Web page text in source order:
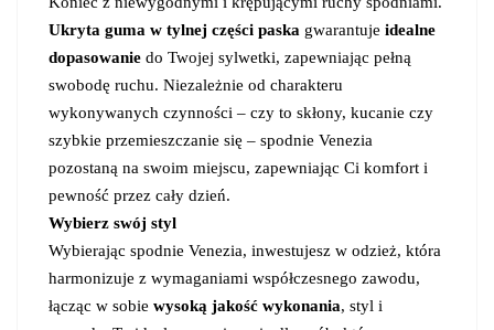
Ukryta guma w tylnej części paska gwarantuje idealne
dopasowanie do Twojej sylwetki, zapewniając pełną
swobodę ruchu. Niezależnie od charakteru
wykonywanych czynności – czy to skłony, kucanie czy
szybkie przemieszczanie się – spodnie Venezia
pozostaną na swoim miejscu, zapewniając Ci komfort i
pewność przez cały dzień.
Wybierz swój styl
Wybierając spodnie Venezia, inwestujesz w odzież, która
harmonizuje z wymaganiami współczesnego zawodu,
łącząc w sobie wysoką jakość wykonania, styl i